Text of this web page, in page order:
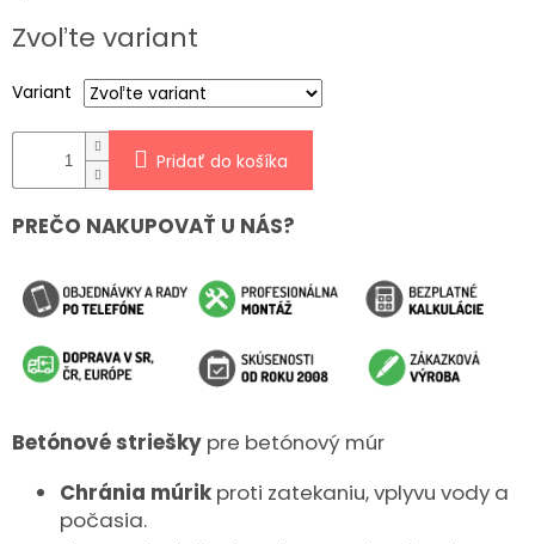
cena:
Zvoľte variant
Variant
Pridať do košíka
PREČO NAKUPOVAŤ U NÁS?
Betónové striešky pre betónový múr
Chránia múrik proti zatekaniu, vplyvu vody a
počasia.